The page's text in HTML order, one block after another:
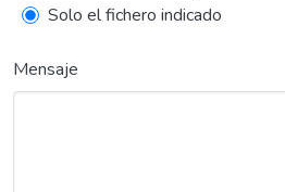
Solo el fichero indicado
Mensaje